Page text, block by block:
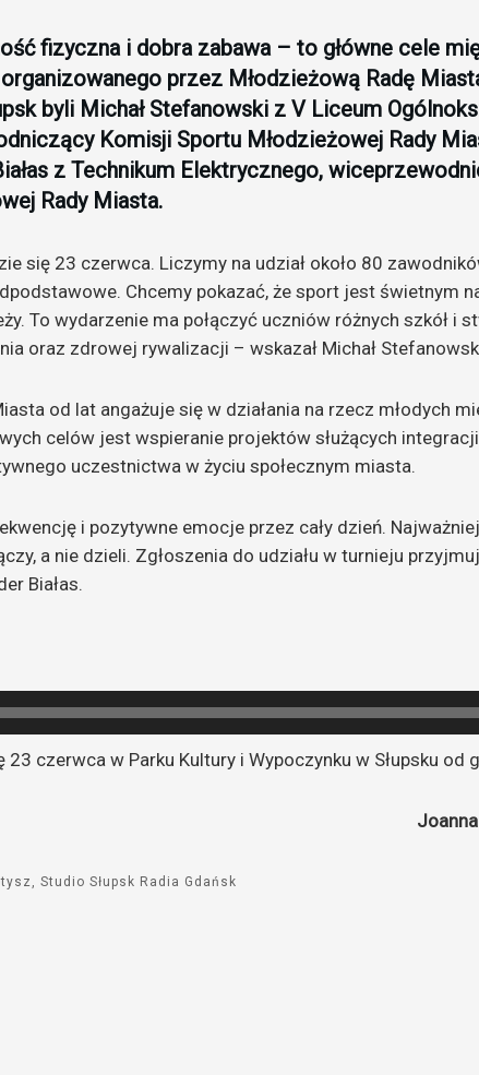
fizyczna i dobra zabawa – to główne cele
przez Młodzieżową Radę
byli Michał Stefanowski z V Liceum
Komisji Sportu Młodzieżowej Rady
z Technikum Elektrycznego,
Rady Miasta.
się 23 czerwca. Liczymy na udział około 80
Chcemy pokazać, że sport jest świetnym
To wydarzenie ma połączyć uczniów różnych szkół i
oraz zdrowej rywalizacji – wskazał Michał
od lat angażuje się w działania na rzecz młodych
celów jest wspieranie projektów służących
uczestnictwa w życiu społecznym miasta.
i pozytywne emocje przez cały dzień.
a nie dzieli. Zgłoszenia do udziału w turnieju
Białas.
23 czerwca w Parku Kultury i Wypoczynku w Słupsku od
Studio Słupsk Radia Gdańsk